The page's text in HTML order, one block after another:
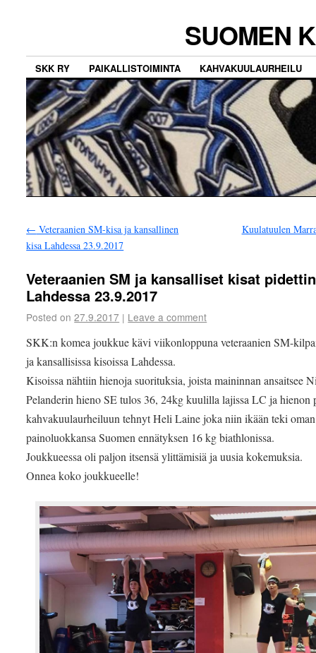
SUOMEN
SKK RY PAIKALLISTOIMINTA KAHVAKUULAURHEILU
← Veteraanien SM-kisa ja kansallinen
kisa Lahdessa 23.9.2017
Kuulatuulen
Veteraanien SM ja kansalliset kisat pidettin
Lahdessa 23.9.2017
Posted on 27.9.2017 | Leave a comment
SKK:n komea joukkue kävi viikonloppuna veteraanien SM-
ja kansallisissa kisoissa Lahdessa.
Kisoissa nähtiin hienoja suorituksia, joista maininnan ansaitsee
Pelanderin hieno SE tulos 36, 24kg kuulilla lajissa LC ja hienon
kahvakuulaurheiluun tehnyt Heli Laine joka niin ikään teki oman
painoluokkansa Suomen ennätyksen 16 kg biathlonissa.
Joukkueessa oli paljon itsensä ylittämisiä ja uusia kokemuksia.
Onnea koko joukkueelle!